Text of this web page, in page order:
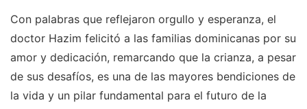
Con palabras que reflejaron orgullo y esperanza, el
doctor Hazim felicitó a las familias dominicanas por su
amor y dedicación, remarcando que la crianza, a pesar
de sus desafíos, es una de las mayores bendiciones de
la vida y un pilar fundamental para el futuro de la